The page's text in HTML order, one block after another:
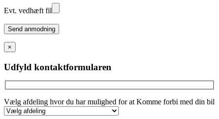
Evt. vedhæft fil
Please
leave
this
field
empty.
×
Udfyld kontaktformularen
Vælg afdeling hvor du har mulighed for at Komme forbi med din bil